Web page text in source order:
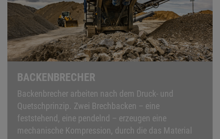
BACKENBRECHER
Backenbrecher arbeiten nach dem Druck- und
Quetschprinzip. Zwei Brechbacken – eine
feststehend, eine pendelnd – erzeugen eine
mechanische Kompression, durch die das Material